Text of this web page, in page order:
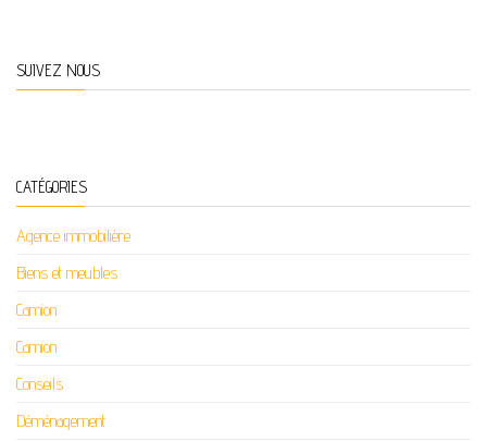
SUIVEZ NOUS
CATÉGORIES
Agence immobilière
Biens et meubles
Camion
Camion
Conseils
Déménagement